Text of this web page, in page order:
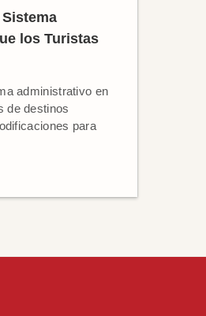
los Turistas
administrativo en
de destinos
para